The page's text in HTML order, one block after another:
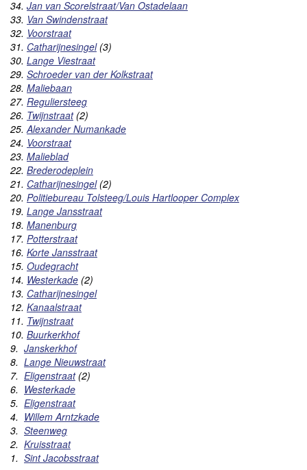
34. Jan van Scorelstraat/Van Ostadelaan
33. Van Swindenstraat
32. Voorstraat
31. Catharijnesingel(3)
30. Lange Viestraat
29. Schroeder van der Kolkstraat
28. Maliebaan
27. Reguliersteeg
26. Twijnstraat(2)
25. Alexander Numankade
24. Voorstraat
23. Malieblad
22. Brederodeplein
21. Catharijnesingel(2)
20. Politiebureau Tolsteeg/Louis Hartlooper Complex
19. Lange Jansstraat
18. Manenburg
17. Potterstraat
16. Korte Jansstraat
15. Oudegracht
14. Westerkade (2)
13. Catharijnesingel
12. Kanaalstraat
11. Twijnstraat
10. Buurkerkhof
9. Janskerkhof
8. Lange Nieuwstraat
7. Eligenstraat(2)
6. Westerkade
5. Eligenstraat
4. Willem Arntzkade
3. Steenweg
2. Kruisstraat
1. Sint Jacobsstraat